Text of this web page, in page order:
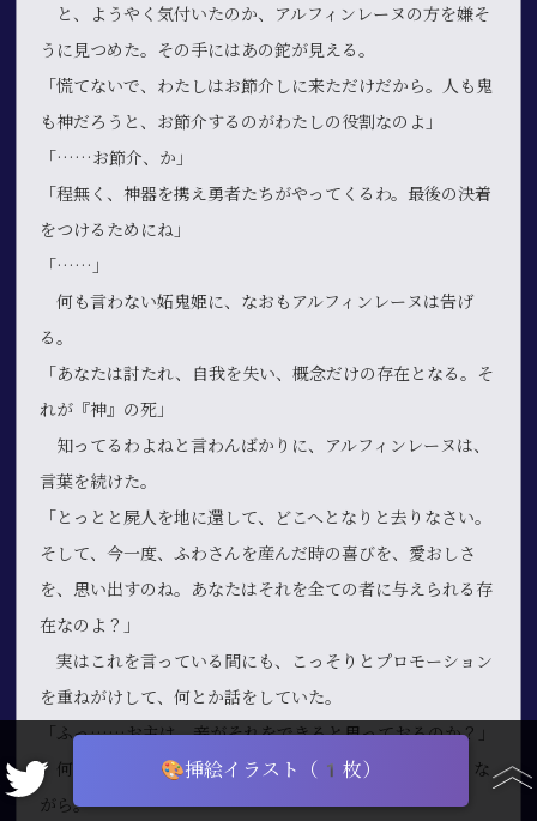
と、ようやく気付いたのか、アルフィンレーヌの方を嫌そ
うに見つめた。その手にはあの鉈が見える。
「慌てないで、わたしはお節介しに来ただけだから。人も鬼
も神だろうと、お節介するのがわたしの役割なのよ」
「……お節介、か」
「程無く、神器を携え勇者たちがやってくるわ。最後の決着
をつけるためにね」
「……」
何も言わない妬鬼姫に、なおもアルフィンレーヌは告げ
る。
「あなたは討たれ、自我を失い、概念だけの存在となる。そ
れが『神』の死」
知ってるわよねと言わんばかりに、アルフィンレーヌは、
言葉を続けた。
「とっとと屍人を地に還して、どこへとなりと去りなさい。
そして、今一度、ふわさんを産んだ時の喜びを、愛おしさ
を、思い出すのね。あなたはそれを全ての者に与えられる存
在なのよ？」
実はこれを言っている間にも、こっそりとプロモーション
を重ねがけして、何とか話をしていた。
「ふっ……お主は、妾がそれをできると思っておるのか？」
何かをする前に、アルフィンレーヌは少し逃げ腰になりな
がら。
🎨挿絵イラスト（1枚）